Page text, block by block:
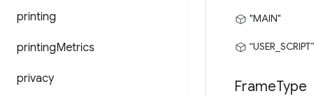
printing
printingMetrics
privacy
"MAIN"
“USER_SCRIPT”
FrameType